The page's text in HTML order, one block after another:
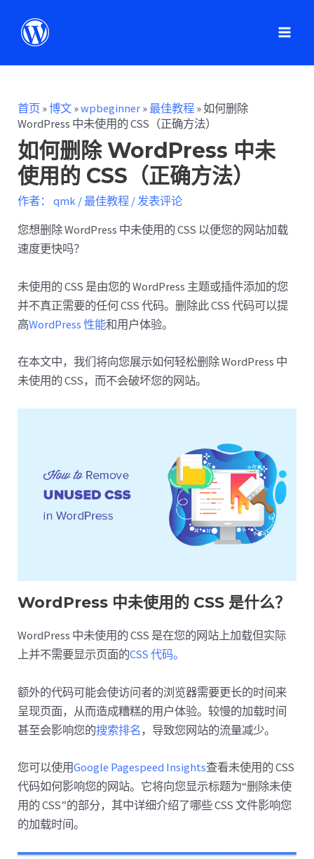
首页 »博文 »wpbeginner »最佳教程 »如何删除
WordPress 中未使用的 CSS（正确方法）
如何删除 WordPress 中未
使用的 CSS（正确方法）
作者： qmk /最佳教程 /发表评论
您想删除 WordPress 中未使用的 CSS 以便您的网站加载
速度更快吗？
未使用的 CSS 是由您的 WordPress 主题或插件添加的您
并不真正需要的任何 CSS 代码。删除此 CSS 代码可以提
高WordPress 性能和用户体验。
在本文中，我们将向您展示如何轻松删除 WordPress 中
未使用的 CSS，而不会破坏您的网站。
WordPress 中未使用的 CSS 是什么？
WordPress 中未使用的 CSS 是在您的网站上加载但实际
上并不需要显示页面的CSS 代码。
额外的代码可能会使访问者的浏览器需要更长的时间来
呈现页面，从而造成糟糕的用户体验。较慢的加载时间
甚至会影响您的搜索排名 ，导致您网站的流量减少。
您可以使用Google Pagespeed Insights查看未使用的 CSS
代码如何影响您的网站。它将向您显示标题为“删除未使
用的 CSS”的部分，其中详细介绍了哪些 CSS 文件影响您
的加载时间。